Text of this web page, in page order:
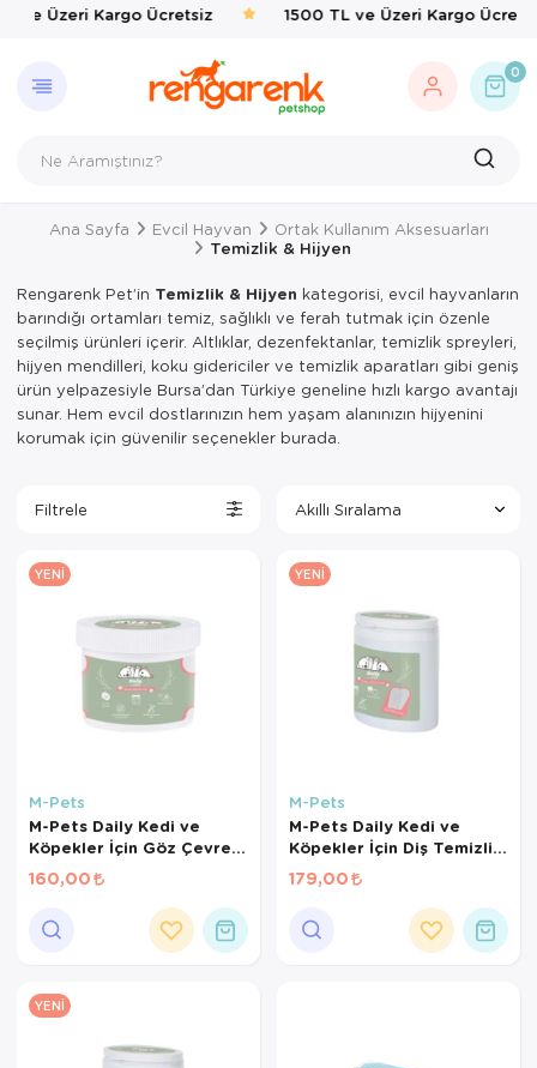
ve Üzeri Kargo Ücretsiz 1500 TL ve Üzeri Kargo
0
GERI DÖN
Kedi
KEDI
Kedi Taşıma
Kedi Kumları
Kedi
Kedi
KÖPEK
Köpek
Köpek Hijyen
Köpek
Köpek
KUŞ
Kafes & Yuva
Yem & Kraker
Evcil Hayvan
EVCIL
Kedi Mama &
BALIK
Balık Yemleri
Kaplumbağa
Yemler & Ek
Kemirgen
Bakım &
Çevre
ÇEVRE
Haşere
Ana Sayfa Evcil Hayvan Ortak Kullanım Aksesuarları
Temizlik & Hijyen
Rengarenk Pet’in Temizlik & Hijyen kategorisi, evcil hayvanların
barındığı ortamları temiz, sağlıklı ve ferah tutmak için özenle
seçilmiş ürünleri içerir. Altlıklar, dezenfektanlar, temizlik spreyleri,
hijyen mendilleri, koku gidericiler ve temizlik aparatları gibi geniş
ürün yelpazesiyle Bursa’dan Türkiye geneline hızlı kargo avantajı
sunar. Hem evcil dostlarınızın hem yaşam alanınızın hijyenini
korumak için güvenilir seçenekler burada.
Filtrele
YENI
M-Pets
M-Pets Daily Kedi ve
Köpekler İçin Göz Çevresi
Temizleme Pedi (100'lü)
160,00
YENI
M-Pets
M-Pets Daily Kedi ve
Köpekler İçin Diş Temizliği
Parmak Pedi (50'li)
179,00
YENI